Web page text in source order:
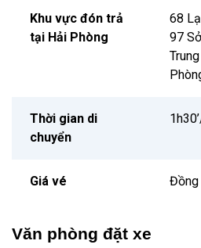
Khu vực đón trả
tại Hải Phòng
68
97
Thời gian di
chuyển
Giá vé Đồng
Văn phòng đặt xe